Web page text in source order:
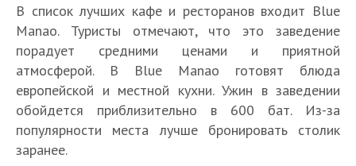
В список лучших кафе и ресторанов входит Blue
Manao. Туристы отмечают, что это заведение
порадует средними ценами и приятной
атмосферой. В Blue Manao готовят блюда
европейской и местной кухни. Ужин в заведении
обойдется приблизительно в 600 бат. Из-за
популярности места лучше бронировать столик
заранее.